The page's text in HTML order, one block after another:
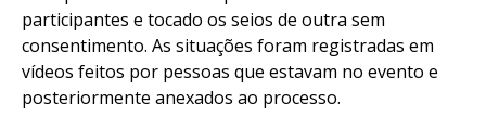
participantes e tocado os seios de outra sem
consentimento. As situações foram registradas em
vídeos feitos por pessoas que estavam no evento e
posteriormente anexados ao processo.